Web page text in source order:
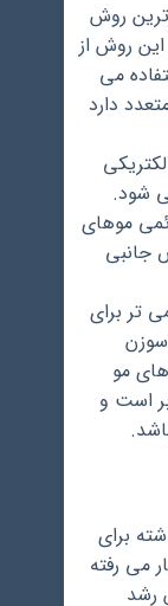
روش
روش از
می
دارد
شود.
موهای
جانبی
تر برای
مو
است و
برای
می رفته
رشد